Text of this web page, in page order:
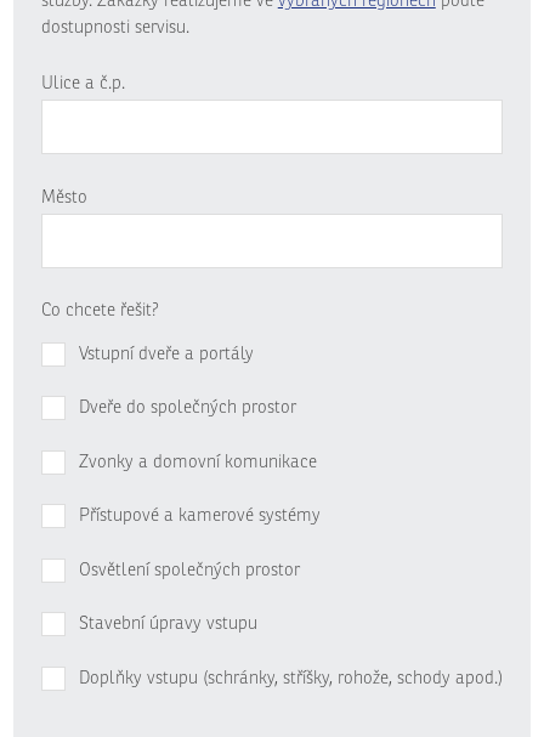
dostupnosti servisu.
Ulice a č.p.
Město
Co chcete řešit?
Vstupní dveře a portály
Dveře do společných prostor
Zvonky a domovní komunikace
Přístupové a kamerové systémy
Osvětlení společných prostor
Stavební úpravy vstupu
Doplňky vstupu (schránky, stříšky, rohože, schody apod.)